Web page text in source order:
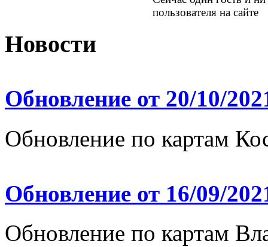
пользователя на сайте
Новости
Обновление от 20/10/
Обновление по картам
Обновление от 16/09/
Обновление по картам